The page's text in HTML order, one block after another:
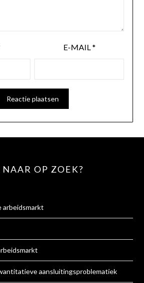
E-MAIL *
OP ZOEK?
arbeidsmarkt
aansluitingsproblematiek